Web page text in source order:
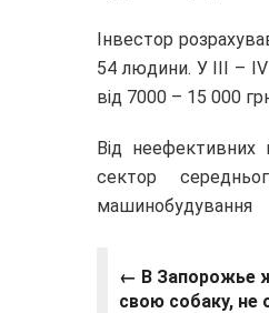
Інвестор
54 людини. У ІІІ –
від 7000 – 15 000
Від неефективних
сектор
машинобудування
← В Запорожье
свою собаку, не